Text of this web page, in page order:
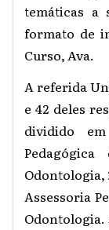
temáticas a
formato de
Curso, Ava.
A referida
e 42 deles
dividido
Odontologia,
Assessoria
Odontologia.